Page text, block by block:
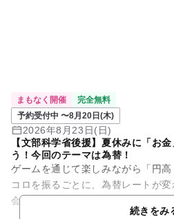
まもなく開催
完全無料
予約受付中 〜8月20日(木)
2026年8月23日(日)
【文部科学省後援】夏休みに「お
う！今回のテーマは為替！
ゲームを通じて楽しみながら「円
コロを振るごとに、為替レートが
会社の社長になったつもりで、消
もらいます。 はたして、...続きをみ